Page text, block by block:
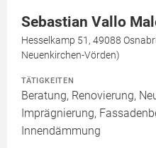
Sebastian Vallo
Hesselkamp 51, 49088
Neuenkirchen-Vörden)
TÄTIGKEITEN
Beratung, Renovierung,
Imprägnierung,
Innendämmung